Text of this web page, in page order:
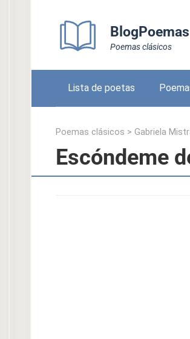
BlogPoemas
Poemas clásicos
Lista de poetas
Poemas clásicos > Gabriela
Escóndeme